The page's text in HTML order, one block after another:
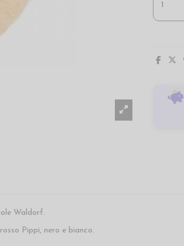
Waldorf.
Pippi, nero e bianco.